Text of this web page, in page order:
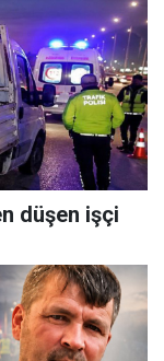
düşen işçi